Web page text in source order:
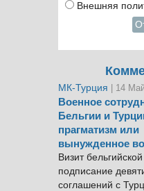
Внешняя
МК-Турция | 14
Военное
Бельгии и
прагматизм или
вынужденное
Визит
подписание
соглашений с